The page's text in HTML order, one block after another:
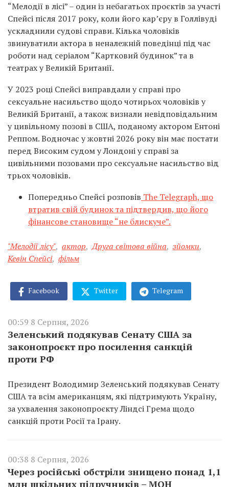
“Мелодії в лісі” – один із небагатьох проєктів за участі
Спейсі після 2017 року, коли його кар’єру в Голлівуді
ускладнили судові справи. Кілька чоловіків
звинуватили актора в неналежній поведінці під час
роботи над серіалом “Картковий будинок” та в
театрах у Великій Британії.
У 2023 році Спейсі виправдали у справі про
сексуальне насильство щодо чотирьох чоловіків у
Великій Британії, а також визнали невідповідальним
у цивільному позові в США, поданому актором Ентоні
Реппом. Водночас у жовтні 2026 року він має постати
перед Високим судом у Лондоні у справі за
цивільними позовами про сексуальне насильство від
трьох чоловіків.
Попередньо Спейсі розповів The Telegraph, що
втратив свій будинок та підтвердив, що його
фінансове становище “не блискуче”.
"Мелодії лісу", актор, Друга світова війна, зйомки,
Кевін Спейсі, фільм
Facebook Twitter Telegram
00:59 8 Серпня, 2026
Зеленський подякував Сенату США за
законопроєкт про посилення санкцій
проти РФ
Президент Володимир Зеленський подякував Сенату
США та всім американцям, які підтримують Україну,
за ухвалення законопроєкту Ліндсі Грема щодо
санкцій проти Росії та Ірану.
00:38 8 Серпня, 2026
Через російські обстріли знищено понад 1,1
млн шкільних підручників – МОН